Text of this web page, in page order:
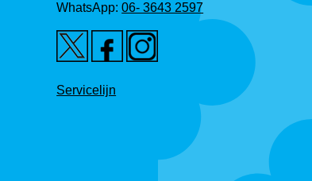
WhatsApp:06- 3643 2597
Servicelijn